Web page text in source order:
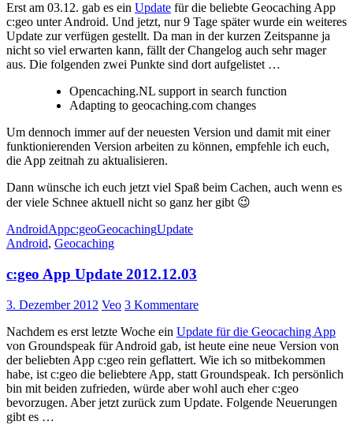
Erst am 03.12. gab es ein Update für die beliebte Geocaching App
c:geo unter Android. Und jetzt, nur 9 Tage später wurde ein weiteres
Update zur verfügen gestellt. Da man in der kurzen Zeitspanne ja
nicht so viel erwarten kann, fällt der Changelog auch sehr mager
aus. Die folgenden zwei Punkte sind dort aufgelistet …
Opencaching.NL support in search function
Adapting to geocaching.com changes
Um dennoch immer auf der neuesten Version und damit mit einer
funktionierenden Version arbeiten zu können, empfehle ich euch,
die App zeitnah zu aktualisieren.
Dann wünsche ich euch jetzt viel Spaß beim Cachen, auch wenn es
der viele Schnee aktuell nicht so ganz her gibt 😉
AndroidAppc:geoGeocachingUpdate
Android, Geocaching
c:geo App Update 2012.12.03
3. Dezember 2012 Veo 3 Kommentare
Nachdem es erst letzte Woche ein Update für die Geocaching App
von Groundspeak für Android gab, ist heute eine neue Version von
der beliebten App c:geo rein geflattert. Wie ich so mitbekommen
habe, ist c:geo die beliebtere App, statt Groundspeak. Ich persönlich
bin mit beiden zufrieden, würde aber wohl auch eher c:geo
bevorzugen. Aber jetzt zurück zum Update. Folgende Neuerungen
gibt es …